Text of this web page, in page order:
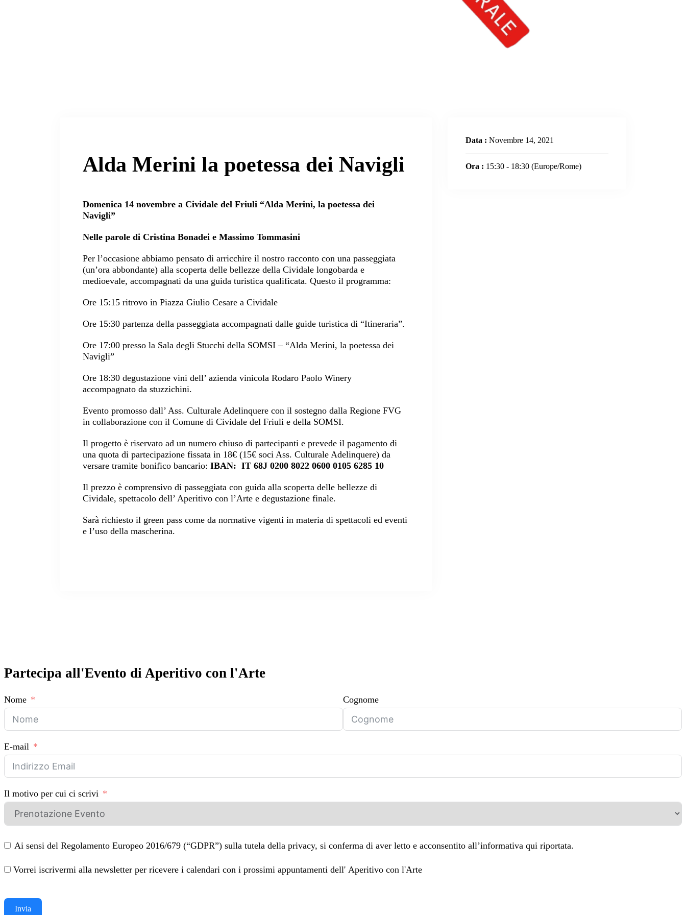
Alda Merini la poetessa dei Navigli
Domenica 14 novembre a Cividale del Friuli “Alda Merini, la poetessa dei
Navigli”
Nelle parole di Cristina Bonadei e Massimo Tommasini
Per l’occasione abbiamo pensato di arricchire il nostro racconto con una passeggiata
(un’ora abbondante) alla scoperta delle bellezze della Cividale longobarda e
medioevale, accompagnati da una guida turistica qualificata. Questo il programma:
Ore 15:15 ritrovo in Piazza Giulio Cesare a Cividale
Ore 15:30 partenza della passeggiata accompagnati dalle guide turistica di “Itineraria”.
Ore 17:00 presso la Sala degli Stucchi della SOMSI – “Alda Merini, la poetessa dei
Navigli”
Ore 18:30 degustazione vini dell’ azienda vinicola Rodaro Paolo Winery
accompagnato da stuzzichini.
Evento promosso dall’ Ass. Culturale Adelinquere con il sostegno dalla Regione FVG
in collaborazione con il Comune di Cividale del Friuli e della SOMSI.
Il progetto è riservato ad un numero chiuso di partecipanti e prevede il pagamento di
una quota di partecipazione fissata in 18€ (15€ soci Ass. Culturale Adelinquere) da
versare tramite bonifico bancario: IBAN: IT 68J 0200 8022 0600 0105 6285 10
Il prezzo è comprensivo di passeggiata con guida alla scoperta delle bellezze di
Cividale, spettacolo dell’ Aperitivo con l’Arte e degustazione finale.
Sarà richiesto il green pass come da normative vigenti in materia di spettacoli ed eventi
e l’uso della mascherina.
Data : Novembre 14, 2021
Ora : 15:30 - 18:30 (Europe/Rome)
Partecipa all'Evento di Aperitivo con l'Arte
Nome Cognome
E-mail
Il motivo per cui ci scrivi
Ai sensi del Regolamento Europeo 2016/679 (“GDPR”) sulla tutela della privacy, si conferma di aver letto e acconsentito all’informativa qui riportata.
Vorrei iscrivermi alla newsletter per ricevere i calendari con i prossimi appuntamenti dell' Aperitivo con l'Arte
Invia